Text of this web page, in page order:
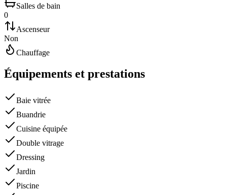
Salles de bain
0
Ascenseur
Non
Chauffage
Équipements et prestations
Baie vitrée
Buandrie
Cuisine équipée
Double vitrage
Dressing
Jardin
Piscine